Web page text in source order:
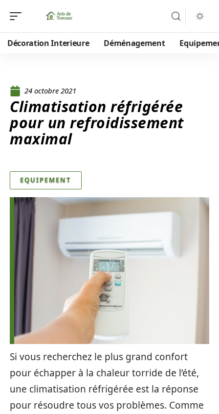
Décoration Interieure Déménagement
24 octobre 2021
Climatisation réfrigérée
pour un refroidissement
maximal
EQUIPEMENT
Si vous recherchez le plus grand confort
pour échapper à la chaleur torride de l’été,
une climatisation réfrigérée est la réponse
pour résoudre tous vos problèmes. Comme